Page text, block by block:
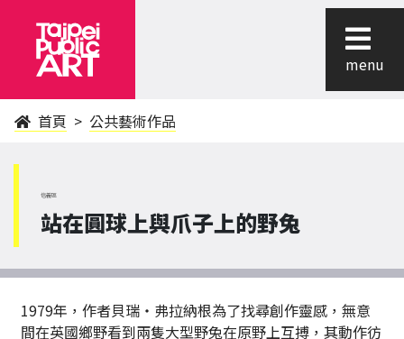
menu
首頁 公共藝術作品
信義區
站在圓球上與爪子上的野兔
1979年，作者貝瑞‧弗拉納根為了找尋創作靈感，無意
間在英國鄉野看到兩隻大型野兔在原野上互搏，其動作彷